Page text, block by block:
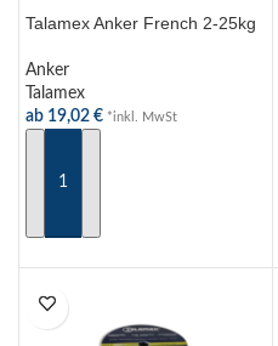
Talamex Anker French 2-25kg
Anker
Talamex
ab 19,02 € *inkl. MwSt